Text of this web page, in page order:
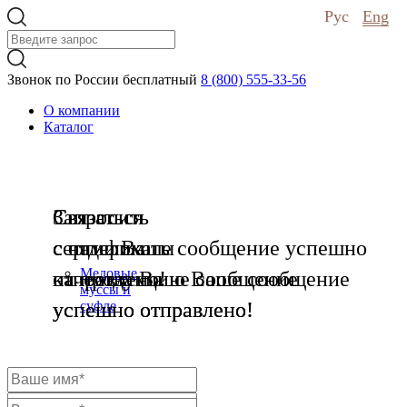
Связаться
с нами Ваше сообщение успешно
отправлено!
Запросить
сертификаты
на продукцию Ваше сообщение
успешно отправлено!
Связаться
с отделом
качества Ваше сообщение
успешно отправлено!
Звонок по России бесплатный 8 (800) 555-33-56
Рус Eng
О компании
Каталог
Медовые
муссы и
суфле